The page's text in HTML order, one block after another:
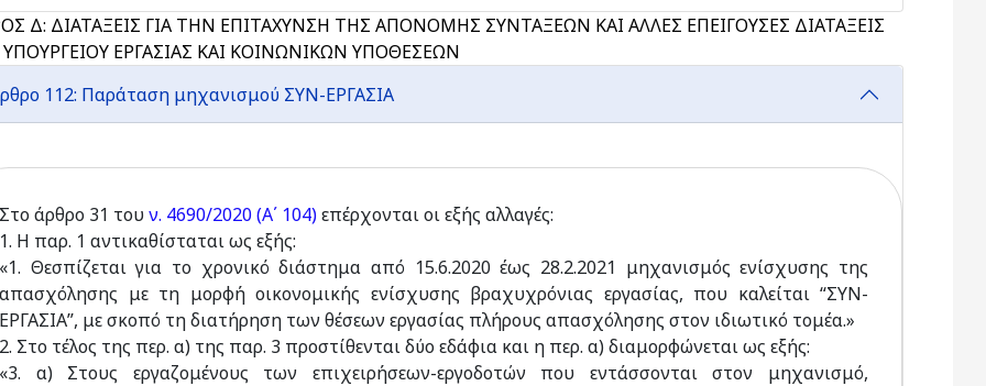
Δ: ΔΙΑΤΑΞΕΙΣ ΓΙΑ ΤΗΝ ΕΠΙΤΑΧΥΝΣΗ ΤΗΣ ΑΠΟΝΟΜΗΣ ΣΥΝΤΑΞΕΩΝ ΚΑΙ ΑΛΛΕΣ ΕΠΕΙΓΟΥΣΕΣ ΔΙΑΤΑΞΕΙΣ
ΕΡΓΑΣΙΑΣ ΚΑΙ ΚΟΙΝΩΝΙΚΩΝ ΥΠΟΘΕΣΕΩΝ
112: Παράταση μηχανισμού ΣΥΝ-ΕΡΓΑΣΙΑ
Στο άρθρο 31 του ν. 4690/2020 (Α΄ 104)επέρχονται οι εξής αλλαγές:
1. Η παρ. 1 αντικαθίσταται ως εξής:
«1. Θεσπίζεται για το χρονικό διάστημα από 15.6.2020 έως 28.2.2021 μηχανισμός ενίσχυσης της
απασχόλησης με τη μορφή οικονομικής ενίσχυσης βραχυχρόνιας εργασίας, που καλείται “ΣΥΝ-
ΕΡΓΑΣΙΑ”, με σκοπό τη διατήρηση των θέσεων εργασίας πλήρους απασχόλησης στον ιδιωτικό τομέα.»
2. Στο τέλος της περ. α) της παρ. 3 προστίθενται δύο εδάφια και η περ. α) διαμορφώνεται ως εξής:
«3. α) Στους εργαζομένους των επιχειρήσεων-εργοδοτών που εντάσσονται στον μηχανισμό,